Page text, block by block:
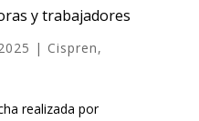
y trabajadores
| Cispren,
realizada por